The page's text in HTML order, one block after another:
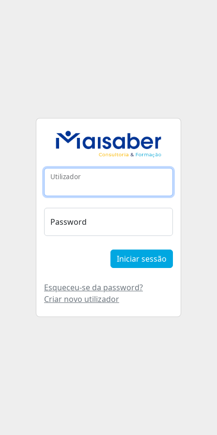
Utilizador
Password
Iniciar sessão
Esqueceu-se da password?
Criar novo utilizador